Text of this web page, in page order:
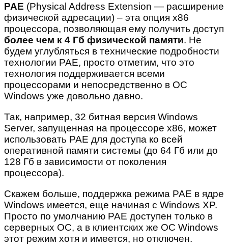
PAE (Physical Address Extension — расширение
физической адресации) – эта опция x86
процессора, позволяющая ему получить доступ
более чем к 4 Гб физической памяти. Не
будем углубляться в технические подробности
технологии PAE, просто отметим, что это
технология поддерживается всеми
процессорами и непосредственно в OC
Windows уже довольно давно.
Так, например, 32 битная версия Windows
Server, запущенная на процессоре x86, может
использовать PAE для доступа ко всей
оперативной памяти системы (до 64 Гб или до
128 Гб в зависимости от поколения
процессора).
Скажем больше, поддержка режима PAE в ядре
Windows имеется, еще начиная с Windows XP.
Просто по умолчанию PAE доступен только в
серверных ОС, а в клиентских же ОС Windows
этот режим хотя и имеется, но отключен.